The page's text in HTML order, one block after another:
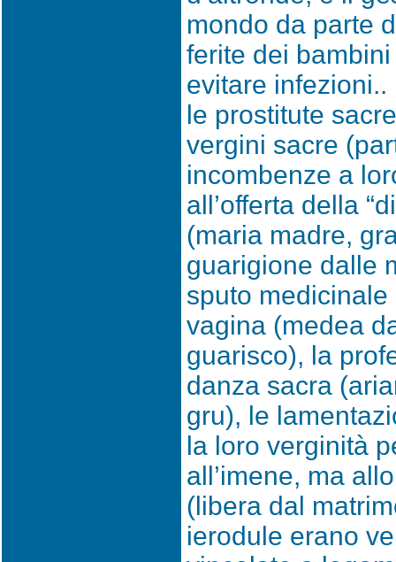
mondo da parte
ferite dei
evitare infezioni..
le prostitute
vergini sacre
incombenze a
all’offerta della
(maria madre,
guarigione dalle
sputo
vagina (medea
guarisco), la
danza sacra
gru), le
la loro verginità
all’imene, ma
(libera dal
ierodule erano